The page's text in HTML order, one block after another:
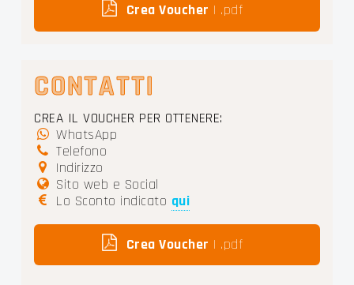
Crea Voucher | .pdf
CONTATTI
CREA IL VOUCHER PER OTTENERE:
WhatsApp
Telefono
Indirizzo
Sito web e Social
Lo Sconto indicato qui
Crea Voucher | .pdf